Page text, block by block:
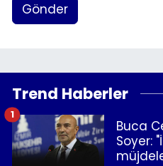
Gönder
Trend Haberler
Buca
Soyer:
1